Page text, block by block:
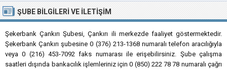
ŞUBE BILGILERI VE İLETIŞIM
Şekerbank Çankırı Şubesi, Çankırı ili merkezde faaliyet göstermektedir.
Şekerbank Çankırı şubesine 0 (376) 213-1368 numaralı telefon aracılığıyla
veya 0 (216) 453-7092 faks numarası ile erişebilirsiniz. Şube çalışma
saatleri dışında bankacılık işlemleriniz için 0 (850) 222 78 78 numaralı çağrı